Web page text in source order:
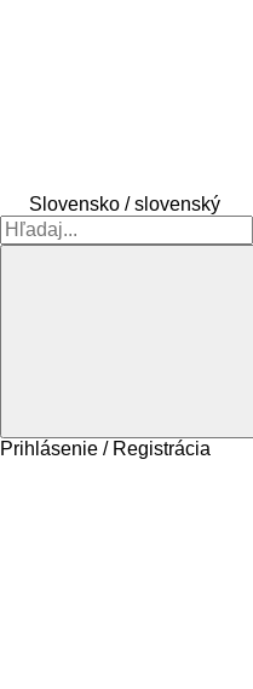
Slovensko / slovenský
Prihlásenie / Registrácia